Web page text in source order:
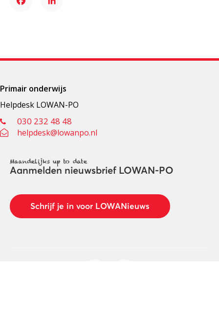
FacebookLinkedIn
Primair onderwijs
Helpdesk LOWAN-PO
030 232 48 48
helpdesk@lowanpo.nl
Maandelijks up to date
Aanmelden nieuwsbrief LOWAN-PO
Schrijf je in voor LOWANieuws